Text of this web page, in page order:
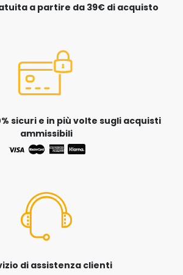
a partire da 39€ di acquisto
sicuri e in più volte sugli acquisti
ammissibili
di assistenza clienti